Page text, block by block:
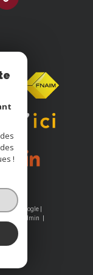
by Google |
Admin
!